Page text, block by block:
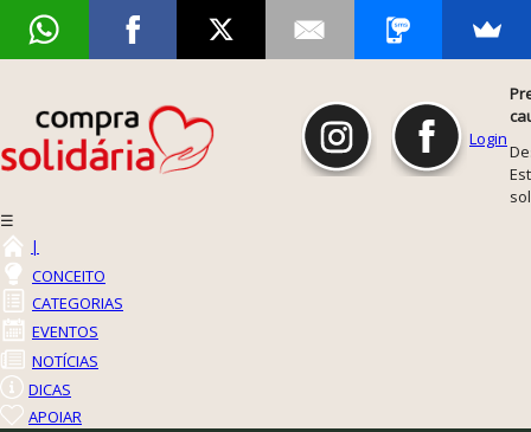
Login
☰
|
CONCEITO
CATEGORIAS
EVENTOS
NOTÍCIAS
DICAS
APOIAR